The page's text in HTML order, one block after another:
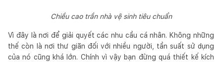
Chiều cao trần nhà vệ sinh tiêu chuẩn
Vì đây là nơi để giải quyết các nhu cầu cá nhân. Không những
thế còn là nơi thư giãn đối với nhiều người, tần suất sử dụng
của nó cũng khá lớn. Chính vì vậy bạn đừng quá thiết kế kích